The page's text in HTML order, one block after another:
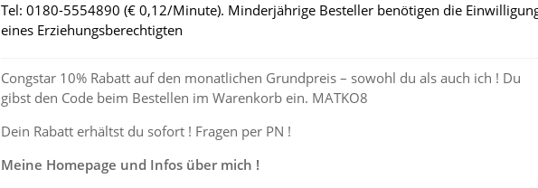
Tel: 0180-5554890 (€ 0,12/Minute). Minderjährige Besteller benötigen die
eines Erziehungsberechtigten
Congstar 10% Rabatt auf den monatlichen Grundpreis – sowohl du als auch ich ! Du
gibst den Code beim Bestellen im Warenkorb ein. MATKO8
Dein Rabatt erhältst du sofort ! Fragen per PN !
Meine Homepage und Infos über mich !